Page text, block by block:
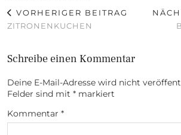
VORHERIGER BEITRAG
ZITRONENKUCHEN
Schreibe einen Kommentar
Deine E-Mail-Adresse wird nicht
Felder sind mit * markiert
Kommentar *